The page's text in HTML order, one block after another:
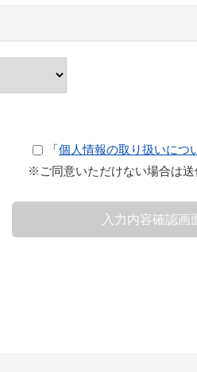
「個人情報の取り扱いにつ
※ご同意いただけない場合は送